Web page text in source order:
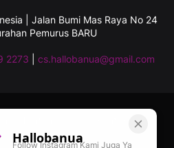
| Jalan Bumi Mas Raya No 24
Pemurus BARU
2273 cs.hallobanua@gmail.com
- Informasi Banua
Hallobanua
Follow Instagram Kami Juga Ya